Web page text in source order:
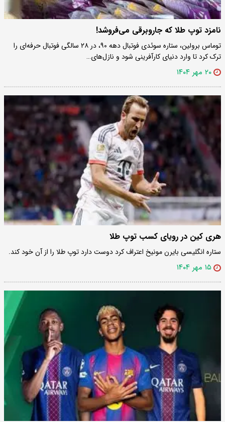
نامزد توپ طلا که جاروبرقی می‌فروشد!
توماس برولین، ستاره سوئدی فوتبال دهه ۹۰، در ۲۸ سالگی فوتبال حرفه‌ای را
ترک کرد تا وارد دنیای کارآفرینی شود و نازل‌های…
۲۰ مهر ۱۴۰۴
هری کین در رویای کسب توپ طلا
ستاره انگلیسی بایرن مونیخ اعتراف کرد دوست دارد توپ طلا را از آن خود کند.
۱۵ مهر ۱۴۰۴